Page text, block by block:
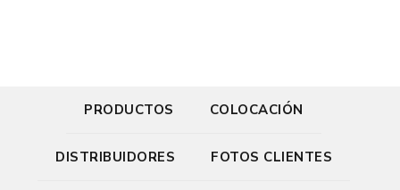
PRODUCTOS COLOCACIÓN
DISTRIBUIDORES FOTOS CLIENTES